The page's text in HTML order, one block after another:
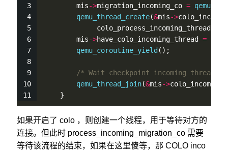
        mis
->migration_incoming_co =
qemu_thread_create(&mis->
colo_process_incoming_thread,
        mis
->have_colo_incoming_thread = true
qemu_coroutine_yield ();
/* Wait checkpoint incoming thread
qemu_thread_join(&mis->
    }
如果开启了 colo ，则创建一个线程，用于等待对方的
连接。但此时 process_incoming_migration_co 需要
等待该流程的结束，如果在这里傻等，那 COLO inco